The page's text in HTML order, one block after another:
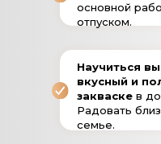
основной
отпуском.
Научиться
вкусный и
закваске в
Радовать
семье.